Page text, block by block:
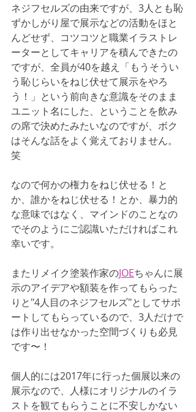
ネジフセルズの由来ですが、3人とも恥
ずかしがり屋で展示などの活動をほと
んどせず、コツコツと職業イラストレ
ーターとしてキャリアを積んできたの
ですが、全員が40を越え「もうそうい
う恥じらいをねじ伏せて展示をやろ
う！」という前向きな意識をそのまま
ユニット名にした、ということを飲み
の席で決めたみたいなのですが、ボク
はそんな話をよく覚えておりません。
笑
なので何かの権力をねじ伏せる！と
か、誰かをねじ伏せる！とか、暴力的
な意味ではなく、マインドのことなの
でそのようにご認識いただければこれ
幸いです。
またリメイク塗装作家のJOEちゃんに展
示のアイデアや額装を作ってもらった
りと"4人目のネジフセルズ"としてサポ
ートしてもらっているので、3人だけで
は作り出せなかった空間づくりも必見
です〜！
個人的には2017年に行った個展以来の
展示なので、人様にオリジナルのイラ
ストを観てもらうことに不安しかない